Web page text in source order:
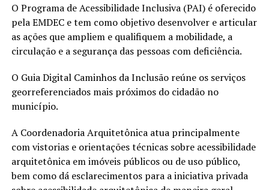
O Programa de Acessibilidade Inclusiva (PAI) é oferecido
pela EMDEC e tem como objetivo desenvolver e articular
as ações que ampliem e qualifiquem a mobilidade, a
circulação e a segurança das pessoas com deficiência.
O Guia Digital Caminhos da Inclusão reúne os serviços
georreferenciados mais próximos do cidadão no
município.
A Coordenadoria Arquitetônica atua principalmente
com vistorias e orientações técnicas sobre acessibilidade
arquitetônica em imóveis públicos ou de uso público,
bem como dá esclarecimentos para a iniciativa privada